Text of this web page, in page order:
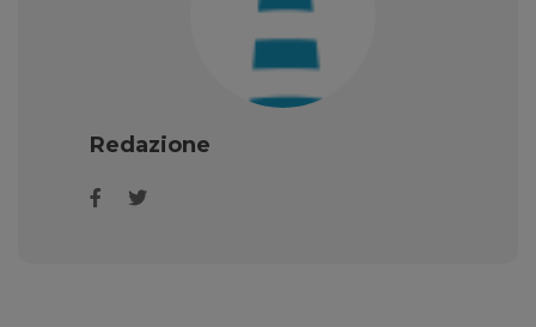
Redazione